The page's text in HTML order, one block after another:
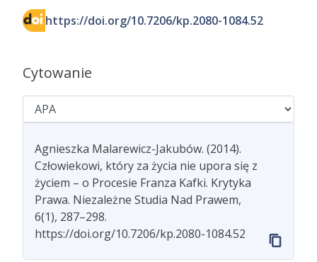
https://doi.org/10.7206/kp.2080-1084.52
Cytowanie
Agnieszka Malarewicz-Jakubów. (2014).
Człowiekowi, który za życia nie upora się z
życiem – o Procesie Franza Kafki. Krytyka
Prawa. Niezależne Studia Nad Prawem,
6(1), 287–298.
https://doi.org/10.7206/kp.2080-1084.52